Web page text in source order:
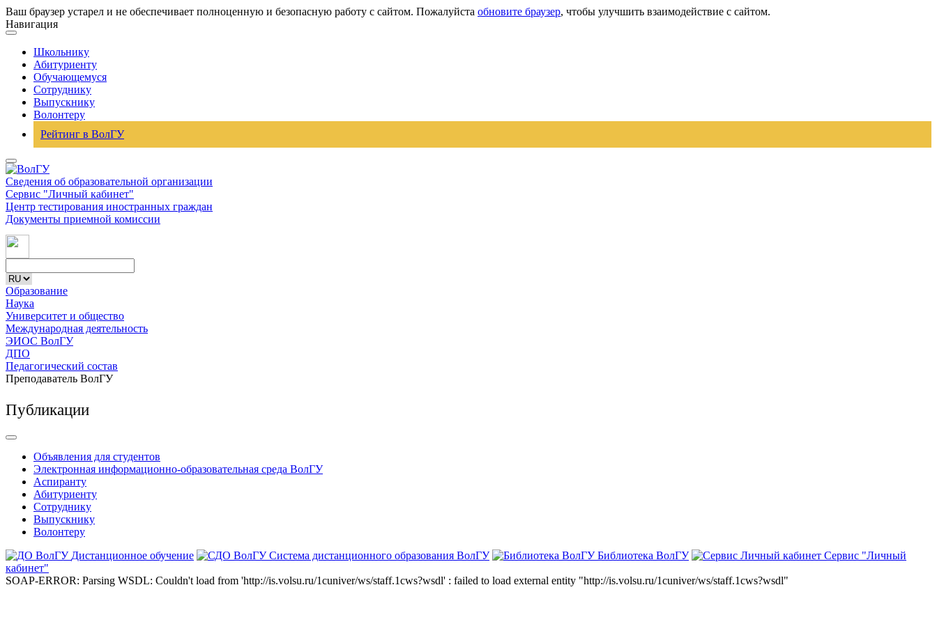
Ваш браузер устарел и не обеспечивает полноценную и безопасную работу с сайтом. Пожалуйста обновите браузер, чтобы улучшить взаимодействие с сайтом.
Навигация
Школьнику
Абитуриенту
Обучающемуся
Сотруднику
Выпускнику
Волонтеру
Рейтинг в ВолГУ
Сведения об образовательной организации
Сервис "Личный кабинет"
Центр тестирования иностранных граждан
Документы приемной комиссии
Образование
Наука
Университет и общество
Международная деятельность
ЭИОС ВолГУ
ДПО
Педагогический состав
Преподаватель ВолГУ
Публикации
Объявления для студентов
Электронная информационно-образовательная среда ВолГУ
Аспиранту
Абитуриенту
Сотруднику
Выпускнику
Волонтеру
Дистанционное обучение
Система дистанционного образования ВолГУ Библиотека ВолГУ
Сервис "Личный
кабинет"
SOAP-ERROR: Parsing WSDL: Couldn't load from 'http://is.volsu.ru/1cuniver/ws/staff.1cws?wsdl' : failed to load external entity "http://is.volsu.ru/1cuniver/ws/staff.1cws?wsdl"